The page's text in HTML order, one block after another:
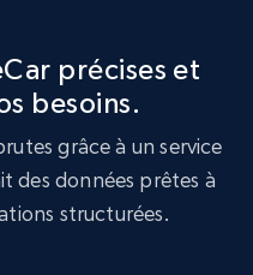
précises et
besoins.
grâce à un service
des données prêtes à
structurées.